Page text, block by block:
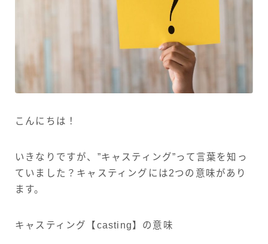
こんにちは！
いきなりですが、”キャスティング”って言葉を知っ
ていました？キャスティングには2つの意味があり
ます。
キャスティング【casting】の意味